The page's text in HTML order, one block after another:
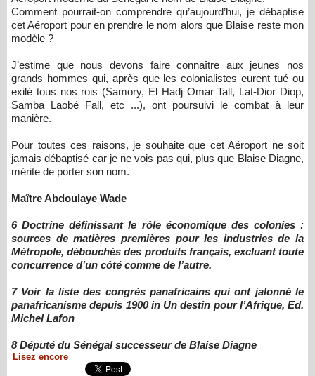
Comment pourrait-on comprendre qu’aujourd’hui, je débaptise
cet Aéroport pour en prendre le nom alors que Blaise reste mon
modèle ?
J’estime que nous devons faire connaître aux jeunes nos
grands hommes qui, après que les colonialistes eurent tué ou
exilé tous nos rois (Samory, El Hadj Omar Tall, Lat-Dior Diop,
Samba Laobé Fall, etc ...), ont poursuivi le combat à leur
manière.
Pour toutes ces raisons, je souhaite que cet Aéroport ne soit
jamais débaptisé car je ne vois pas qui, plus que Blaise Diagne,
mérite de porter son nom.
Maître Abdoulaye Wade
6 Doctrine définissant le rôle économique des colonies :
sources de matières premières pour les industries de la
Métropole, débouchés des produits français, excluant toute
concurrence d’un côté comme de l’autre.
7 Voir la liste des congrès panafricains qui ont jalonné le
panafricanisme depuis 1900 in Un destin pour l’Afrique, Ed.
Michel Lafon
8 Député du Sénégal successeur de Blaise Diagne
Lisez encore